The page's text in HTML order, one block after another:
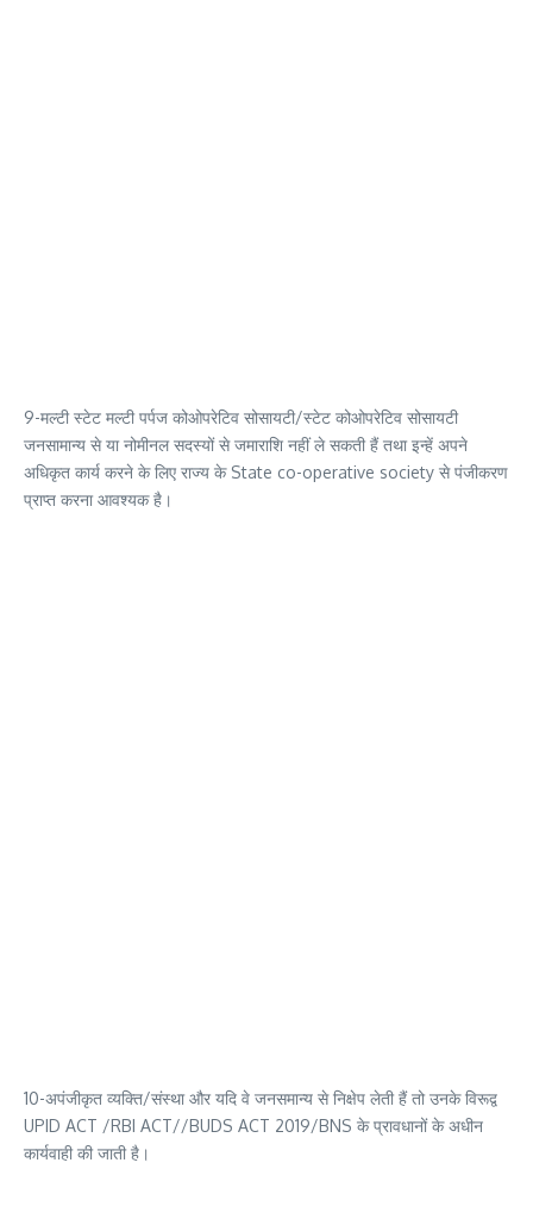
9-मल्टी स्टेट मल्टी पर्पज कोओपरेटिव सोसायटी/स्टेट कोओपरेटिव सोसायटी
जनसामान्य से या नोमीनल सदस्यों से जमाराशि नहीं ले सकती हैं तथा इन्हें अपने
अधिकृत कार्य करने के लिए राज्य के State co-operative society से पंजीकरण
प्राप्त करना आवश्यक है।
10-अपंजीकृत व्यक्ति/संस्था और यदि वे जनसमान्य से निक्षेप लेती हैं तो उनके विरूद्व
UPID ACT /RBI ACT//BUDS ACT 2019/BNS के प्रावधानों के अधीन
कार्यवाही की जाती है।